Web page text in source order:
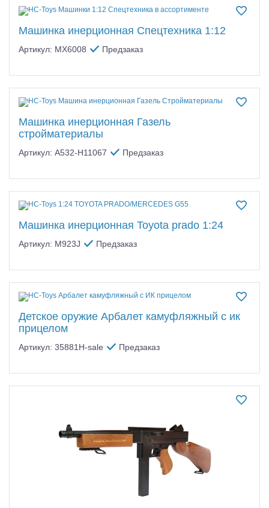
Машинка инерционная Спецтехника 1:12
Артикул: MX6008 Предзаказ
Машинка инерционная Газель
стройматериалы
Артикул: A532-H11067 Предзаказ
Машинка инерционная Toyota prado 1:24
Артикул: M923J Предзаказ
Детское оружие Арбалет камуфляжный с ик
прицелом
Артикул: 35881H-sale Предзаказ